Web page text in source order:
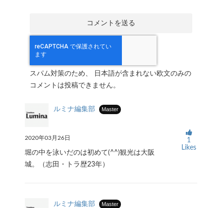
スパム対策のため、 日本語が含まれない欧文のみの
コメントは投稿できません。
ルミナ編集部 Master
2020年03月26日
堀の中を泳いだのは初めて(^^)観光は大阪
城。（志田・トラ歴23年）
1
Likes
ルミナ編集部 Master